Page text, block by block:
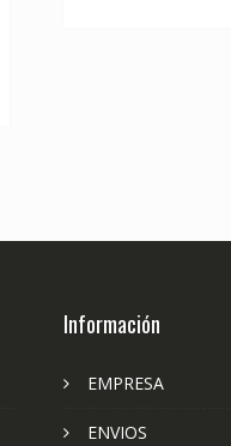
Información
EMPRESA
ENVIOS